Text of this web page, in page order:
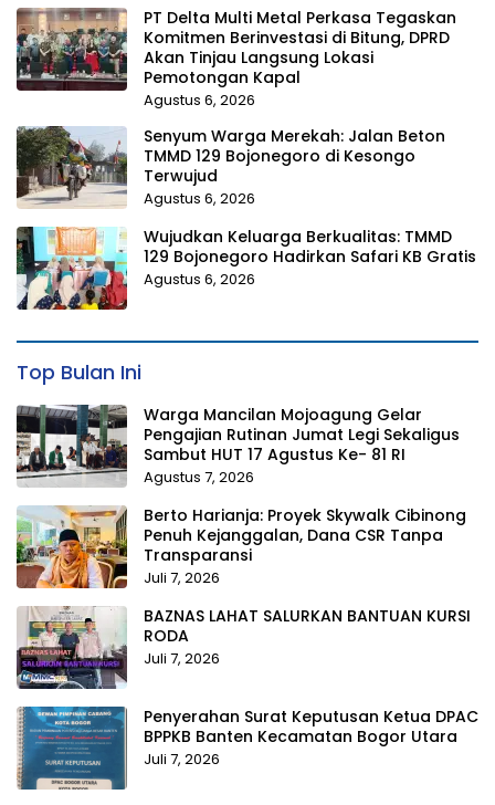
PT Delta Multi Metal Perkasa Tegaskan
Komitmen Berinvestasi di Bitung, DPRD
Akan Tinjau Langsung Lokasi
Pemotongan Kapal
Agustus 6, 2026
Senyum Warga Merekah: Jalan Beton
TMMD 129 Bojonegoro di Kesongo
Terwujud
Agustus 6, 2026
Wujudkan Keluarga Berkualitas: TMMD
129 Bojonegoro Hadirkan Safari KB Gratis
Agustus 6, 2026
Top Bulan Ini
Warga Mancilan Mojoagung Gelar
Pengajian Rutinan Jumat Legi Sekaligus
Sambut HUT 17 Agustus Ke- 81 RI
Agustus 7, 2026
Berto Harianja: Proyek Skywalk Cibinong
Penuh Kejanggalan, Dana CSR Tanpa
Transparansi
Juli 7, 2026
BAZNAS LAHAT SALURKAN BANTUAN KURSI
RODA
Juli 7, 2026
Penyerahan Surat Keputusan Ketua DPAC
BPPKB Banten Kecamatan Bogor Utara
Juli 7, 2026